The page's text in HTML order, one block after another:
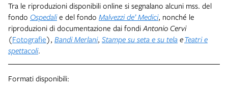
Tra le riproduzioni disponibili online si segnalano alcuni mss. del
fondo Ospedalie del fondo Malvezzi de’ Medici, nonché le
riproduzioni di documentazione dai fondiAntonio Cervi
(Fotografie), Bandi Merlani, Stampe su seta e su tela eTeatri e
spettacoli.
Formati disponibili: